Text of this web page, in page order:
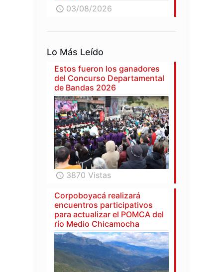
03/08/2026
Lo Más Leído
Estos fueron los ganadores
del Concurso Departamental
de Bandas 2026
3870 Vistas
Corpoboyacá realizará
encuentros participativos
para actualizar el POMCA del
río Medio Chicamocha